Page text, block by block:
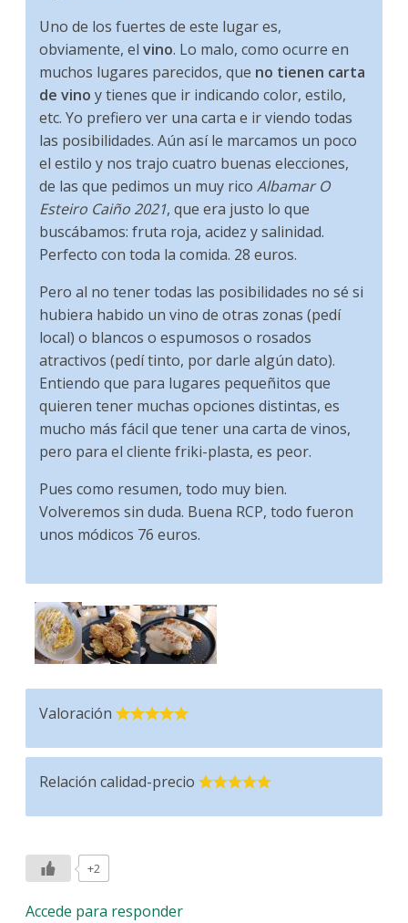
Uno de los fuertes de este lugar es,
obviamente, elvino. Lo malo, como ocurre en
muchos lugares parecidos, que no tienen carta
de vino y tienes que ir indicando color, estilo,
etc. Yo prefiero ver una carta e ir viendo todas
las posibilidades. Aún así le marcamos un poco
el estilo y nos trajo cuatro buenas elecciones,
de las que pedimos un muy ricoAlbamar O
Esteiro Caiño 2021, que era justo lo que
buscábamos: fruta roja, acidez y salinidad.
Perfecto con toda la comida. 28 euros.
Pero al no tener todas las posibilidades no sé si
hubiera habido un vino de otras zonas (pedí
local) o blancos o espumosos o rosados
atractivos (pedí tinto, por darle algún dato).
Entiendo que para lugares pequeñitos que
quieren tener muchas opciones distintas, es
mucho más fácil que tener una carta de vinos,
pero para el cliente friki-plasta, es peor.
Pues como resumen, todo muy bien.
Volveremos sin duda. Buena RCP, todo fueron
unos módicos 76 euros.
Valoración
Relación calidad-precio
+2
Accede para responder